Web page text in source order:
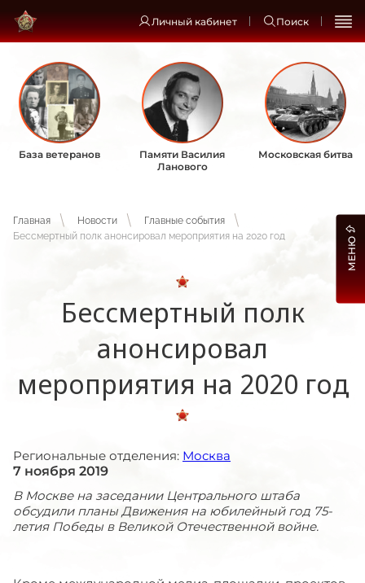
Личный кабинет Поиск
База ветеранов
Памяти Василия
Ланового
Московская битва
Главная Новости
Главные события
Бессмертный полк анонсировал мероприятия на 2020 год
Бессмертный полк
анонсировал
мероприятия на 2020 год
Региональные отделения: Москва
7 ноября 2019
В Москве на заседании Центрального штаба
обсудили планы Движения на юбилейный год 75-
летия Победы в Великой Отечественной войне.
МЕНЮ